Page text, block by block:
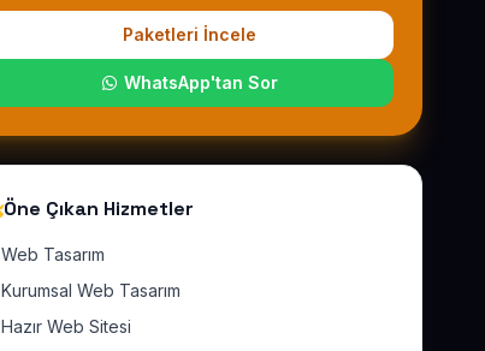
Paketleri İncele
WhatsApp'tan Sor
Öne Çıkan Hizmetler
Web Tasarım
Kurumsal Web Tasarım
Hazır Web Sitesi